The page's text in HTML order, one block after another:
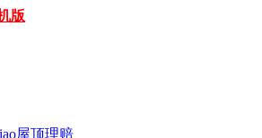
版